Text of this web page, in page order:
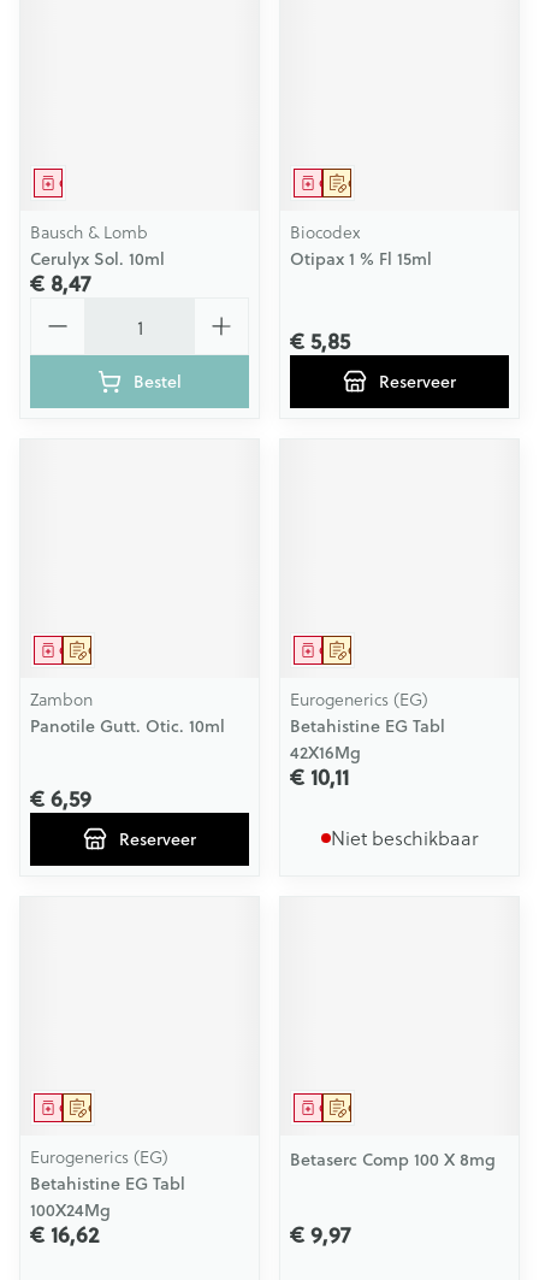
Geneesmiddel
Bausch & Lomb
Cerulyx Sol. 10ml
€ 8,47
Bestel
Op voorschrift
Geneesmiddel
Biocodex
Otipax 1 % Fl 15ml
€ 5,85
Reserveer
Op voorschrift
Geneesmiddel
Zambon
Panotile Gutt. Otic. 10ml
€ 6,59
Reserveer
Op voorschrift
Geneesmiddel
Eurogenerics (EG)
Betahistine EG Tabl
42X16Mg
€ 10,11
Niet beschikbaar
Op voorschrift
Geneesmiddel
Eurogenerics (EG)
Betahistine EG Tabl
100X24Mg
€ 16,62
Op voorschrift
Geneesmiddel
Betaserc Comp 100 X 8mg
€ 9,97